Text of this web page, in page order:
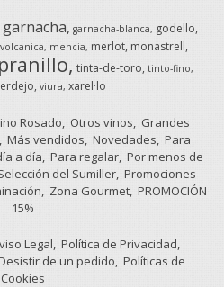
garnacha garnacha-blanca
godello
mencia merlot monastrell
tinta-de-toro tinto-fino
viura xarel·lo
Rosado Otros vinos Grandes
Más vendidos Novedades Para
a día Para regalar Por menos de
del Sumiller Promociones
Zona Gourmet PROMOCIÓN
15%
Legal Política de Privacidad
de un pedido Políticas de
Cookies